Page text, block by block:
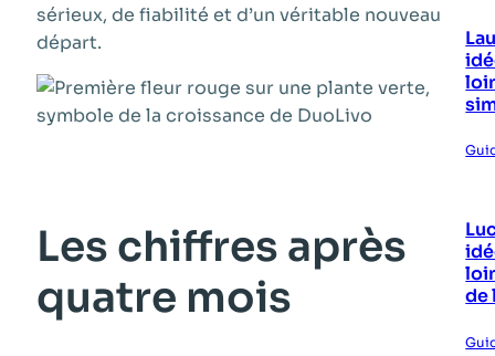
sérieux, de fiabilité et d’un véritable nouveau
départ.
Les chiffres après
quatre mois
de